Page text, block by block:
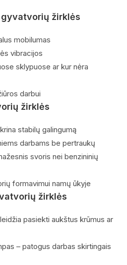
žirklės
mobilumas
vibracijos
sklypuose ar kur nėra
darbui
žirklės
stabilų galingumą
darbams be pertraukų
svoris nei benzininių
formavimui namų ūkyje
žirklės
pasiekti aukštus krūmus ar
– patogus darbas skirtingais